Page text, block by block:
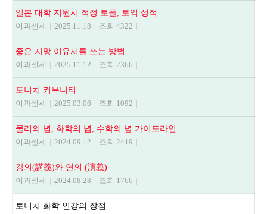
일본 대학 지원시 적정 토플, 토익 성적
이과센세
| 2025.11.18 | 조회 4322 |
좋은 지망 이유서를 쓰는 방법
이과센세
| 2025.11.12 | 조회 2366 |
토니치 커뮤니티
이과센세
| 2025.03.06 | 조회 1092 |
물리의 념, 화학의 념, 수학의 념 가이드라인
이과센세
| 2024.09.12 | 조회 2419 |
강의(講義)와 연의 (演義)
이과센세
| 2024.08.28 | 조회 1766 |
토니치 화학 인강의 장점